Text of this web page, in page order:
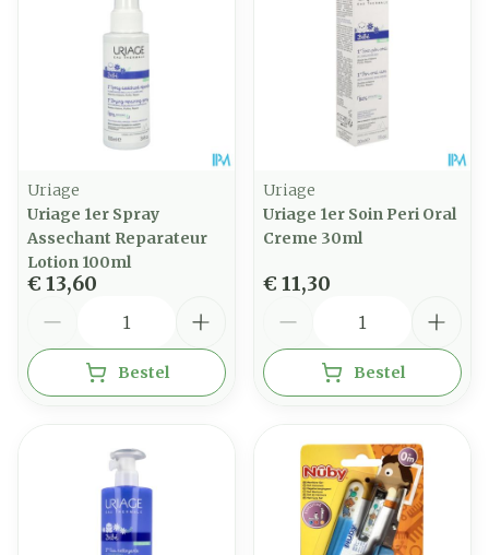
Uriage
Uriage 1er Spray
Assechant Reparateur
Lotion 100ml
€ 13,60
Bestel
Uriage
Uriage 1er Soin Peri Oral
Creme 30ml
€ 11,30
Bestel